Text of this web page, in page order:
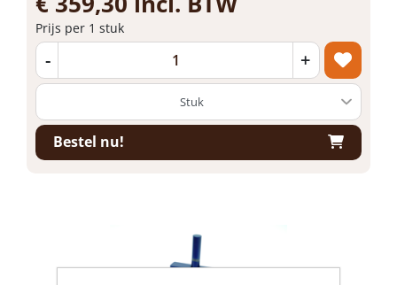
Prijs per 1 stuk
- +
Bestel nu!